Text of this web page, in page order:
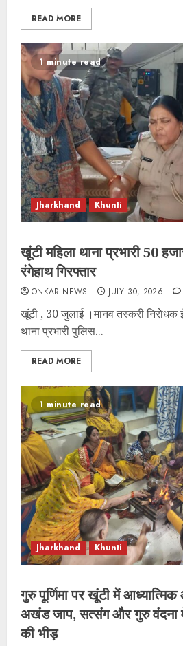
READ MORE
1 minute read
Jharkhand Khunti
खूंटी महिला थाना प्रभारी 50
रंगेहाथ गिरफ्तार
ONKAR NEWS JULY 30, 2026
खूंटी , 30 जुलाई ।मानव तस्करी निराेधक
थाना प्रभारी पुलिस...
READ MORE
1 minute read
Jharkhand Khunti
गुरु पूर्णिमा पर खूंटी में
अखंड जाप, सत्संग और गुरु वंदना
की भीड़